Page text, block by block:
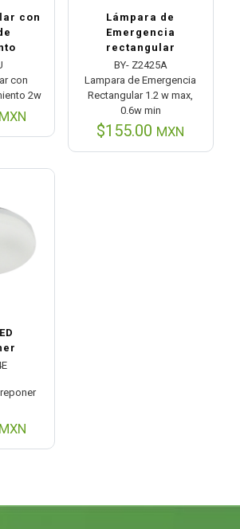
con
con
2w
MXN
Lámpara de
Emergencia
rectangular
BY- Z2425A
Lampara de Emergencia
Rectangular 1.2 w max,
0.6w min
$155.00 MXN
MXN